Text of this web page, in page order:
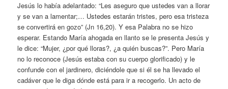
Jesús lo había adelantado: “Les aseguro que ustedes van a llorar
y se van a lamentar;… Ustedes estarán tristes, pero esa tristeza
se convertirá en gozo” (Jn 16,20). Y esa Palabra no se hizo
esperar. Estando María ahogada en llanto se le presenta Jesús y
le dice: “Mujer, ¿por qué lloras?, ¿a quién buscas?”. Pero María
no lo reconoce (Jesús estaba con su cuerpo glorificado) y le
confunde con el jardinero, diciéndole que si él se ha llevado el
cadáver que le diga dónde está para ir a recogerlo. Un acto de